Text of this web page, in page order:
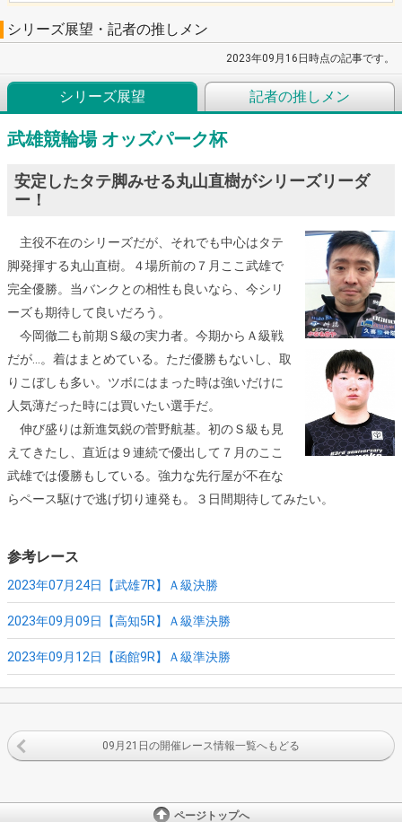
シリーズ展望・記者の推しメン
2023年09月16日時点の記事です。
シリーズ展望 記者の推しメン
武雄競輪場 オッズパーク杯
安定したタテ脚みせる丸山直樹がシリーズリーダ
ー！
主役不在のシリーズだが、それでも中心はタテ
脚発揮する丸山直樹。４場所前の７月ここ武雄で
完全優勝。当バンクとの相性も良いなら、今シリ
ーズも期待して良いだろう。
今岡徹二も前期Ｓ級の実力者。今期からＡ級戦
だが…。着はまとめている。ただ優勝もないし、取
りこぼしも多い。ツボにはまった時は強いだけに
人気薄だった時には買いたい選手だ。
伸び盛りは新進気鋭の菅野航基。初のＳ級も見
えてきたし、直近は９連続で優出して７月のここ
武雄では優勝もしている。強力な先行屋が不在な
らペース駆けで逃げ切り連発も。３日間期待してみたい。
参考レース
2023年07月24日【武雄7R】 Ａ級決勝
2023年09月09日【高知5R】 Ａ級準決勝
2023年09月12日【函館9R】 Ａ級準決勝
09月21日の開催レース情報一覧へもどる
ページトップへ